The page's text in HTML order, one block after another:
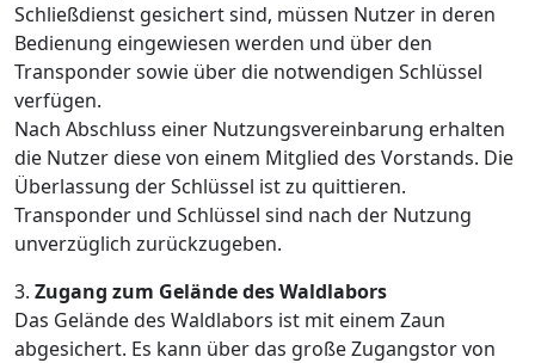
Schließdienst gesichert sind, müssen Nutzer in deren
Bedienung eingewiesen werden und über den
Transponder sowie über die notwendigen Schlüssel
verfügen.
Nach Abschluss einer Nutzungsvereinbarung erhalten
die Nutzer diese von einem Mitglied des Vorstands. Die
Überlassung der Schlüssel ist zu quittieren.
Transponder und Schlüssel sind nach der Nutzung
unverzüglich zurückzugeben.
3. Zugang zum Gelände des Waldlabors
Das Gelände des Waldlabors ist mit einem Zaun
abgesichert. Es kann über das große Zugangstor von